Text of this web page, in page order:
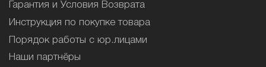
Гарантия и Условия Возврата
Инструкция по покупке товара
Порядок работы с юр.лицами
Наши партнёры